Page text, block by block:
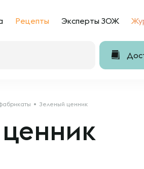
Рецепты Эксперты ЗОЖ
Зеленый ценник